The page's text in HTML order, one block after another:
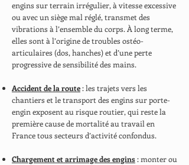
engins sur terrain irrégulier, à vitesse excessive
ou avec un siège mal réglé, transmet des
vibrations à l’ensemble du corps. À long terme,
elles sont à l’origine de troubles ostéo-
articulaires (dos, hanches) et d’une perte
progressive de sensibilité des mains.
Accident de la route: les trajets vers les
chantiers et le transport des engins sur porte-
engin exposent au risque routier, qui reste la
première cause de mortalité au travail en
France tous secteurs d’activité confondus.
Chargement et arrimage des engins: monter ou